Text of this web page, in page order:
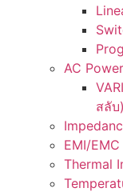
AC
สลับ)
EMI/
Thermal